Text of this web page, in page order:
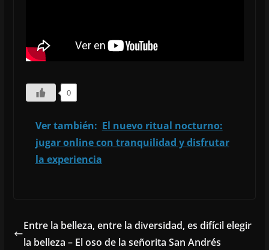
0
Ver también: El nuevo ritual nocturno:
jugar online con tranquilidad y disfrutar
la experiencia
Entre la belleza, entre la diversidad, es difícil elegir
la belleza – El oso de la señorita San Andrés